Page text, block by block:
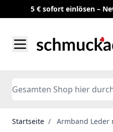
5 € sofort einlösen –
Search
Startseite / Armband Leder